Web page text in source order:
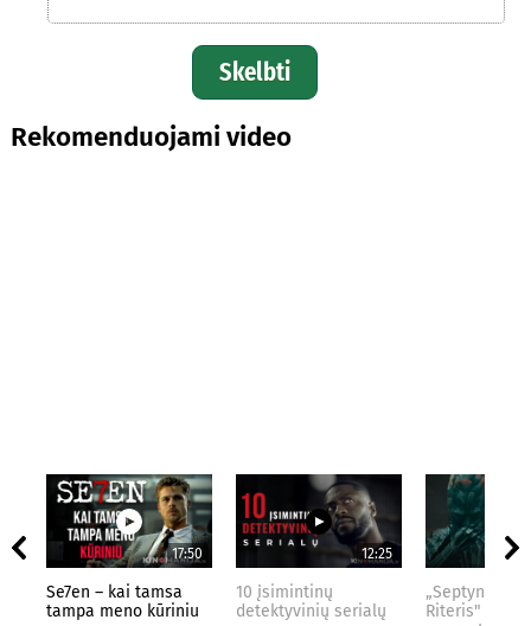
Skelbti
Rekomenduojami video
17:50
Se7en – kai tamsa
tampa meno kūriniu
12:25
10 įsimintinų
detektyvinių serialų
„Septynių
Riteris" – kai